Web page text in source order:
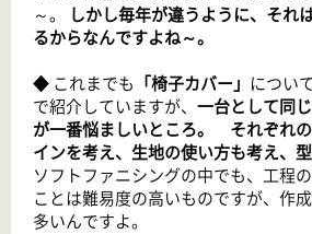
～。
しかし毎年が違うように、それ
るからなんですよね～。
◆ これまでも 「椅子カバー」 につい
で紹介していますが、 一台として同
が一番悩ましいところ。 それぞれ
インを考え、生地の使い方も考え、
ソフトファニシングの中でも、工程
ことは難易度の高いものですが、作
多いんですよ。